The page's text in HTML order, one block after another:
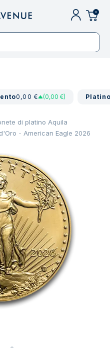
0
0,00 € (0,00 €)
di platino Aquila
- American Eagle 2026